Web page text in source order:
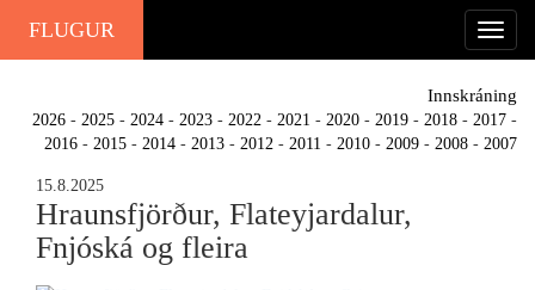
FLUGUR
Innskráning
2026 - 2025 - 2024 - 2023 - 2022 - 2021 - 2020 - 2019 - 2018 - 2017 -
2016 - 2015 - 2014 - 2013 - 2012 - 2011 - 2010 - 2009 - 2008 - 2007
15.8.2025
Hraunsfjörður, Flateyjardalur,
Fnjóská og fleira